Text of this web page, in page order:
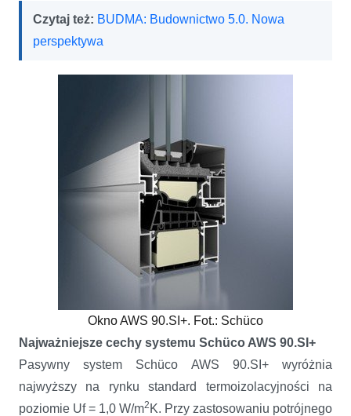
Czytaj też: BUDMA: Budownictwo 5.0. Nowa
perspektywa
Okno AWS 90.SI+. Fot.: Schüco
Najważniejsze cechy systemu Schüco AWS 90.SI+
Pasywny system Schüco AWS 90.SI+ wyróżnia
najwyższy na rynku standard termoizolacyjności na
poziomie Uf = 1,0 W/m2 K. Przy zastosowaniu potrójnego